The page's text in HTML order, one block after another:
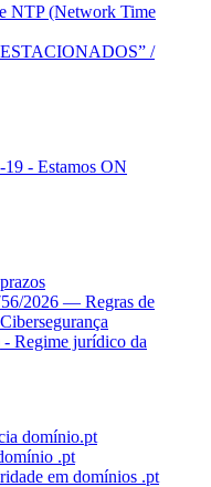
NTP (Network Time
/
- Estamos ON
2026 — Regras de
Regime jurídico da
domínio.pt
.pt
em domínios .pt